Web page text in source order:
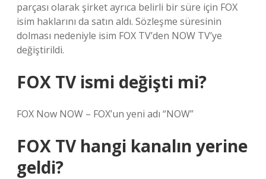
parçası olarak şirket ayrıca belirli bir süre için FOX
isim haklarını da satın aldı. Sözleşme süresinin
dolması nedeniyle isim FOX TV’den NOW TV’ye
değiştirildi.
FOX TV ismi değişti mi?
FOX Now NOW – FOX’un yeni adı “NOW”
FOX TV hangi kanalın yerine
geldi?